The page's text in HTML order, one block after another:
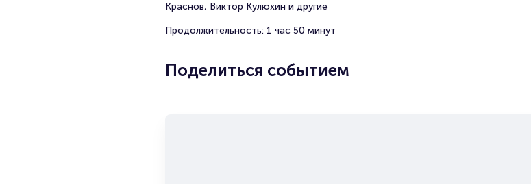
Краснов, Виктор Кулюxин и другие
Продолжительность: 1 час 50 минут
Поделиться событием